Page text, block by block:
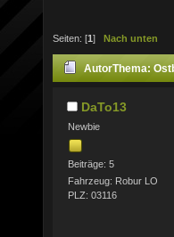
Seiten: [1 ] Nach unten
AutorThema:
DaTo13
Newbie
Beiträge: 5
Fahrzeug: Robur LO
PLZ: 03116